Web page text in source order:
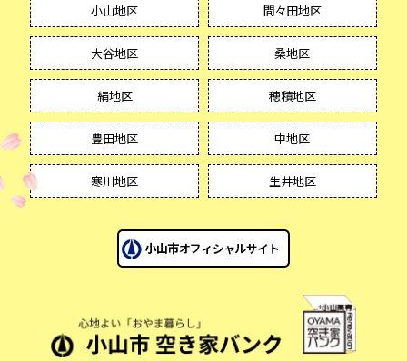
小山地区 間々田地区
大谷地区 桑地区
絹地区 穂積地区
豊田地区 中地区
寒川地区 生井地区